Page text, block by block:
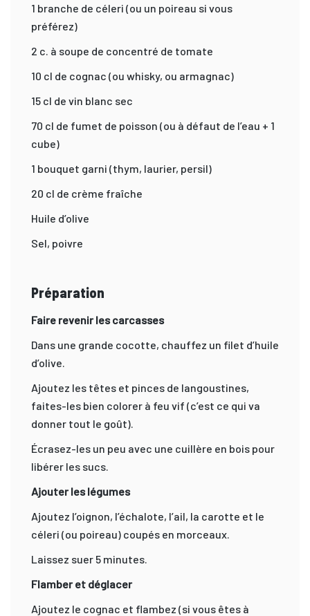
1 branche de céleri (ou un poireau si vous
préférez)
2 c. à soupe de concentré de tomate
10 cl de cognac (ou whisky, ou armagnac)
15 cl de vin blanc sec
70 cl de fumet de poisson (ou à défaut de l’eau + 1
cube)
1 bouquet garni (thym, laurier, persil)
20 cl de crème fraîche
Huile d’olive
Sel, poivre
Préparation
Faire revenir les carcasses
Dans une grande cocotte, chauffez un filet d’huile
d’olive.
Ajoutez les têtes et pinces de langoustines,
faites-les bien colorer à feu vif (c’est ce qui va
donner tout le goût).
Écrasez-les un peu avec une cuillère en bois pour
libérer les sucs.
Ajouter les légumes
Ajoutez l’oignon, l’échalote, l’ail, la carotte et le
céleri (ou poireau) coupés en morceaux.
Laissez suer 5 minutes.
Flamber et déglacer
Ajoutez le cognac et flambez (si vous êtes à